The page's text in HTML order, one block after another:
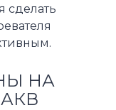
сделать
НА